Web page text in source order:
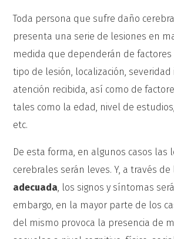
Toda persona que sufre daño
presenta una serie de lesiones en
medida que dependerán de factores
tipo de lesión, localización, severidad
atención recibida, así como de
tales como la edad, nivel de
etc.
De esta forma, en algunos casos las
cerebrales serán leves. Y, a través de
adecuada , los signos y síntomas
embargo, en la mayor parte de los
del mismo provoca la presencia de